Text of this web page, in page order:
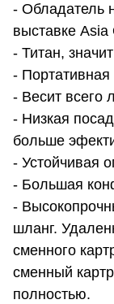
- Обладатель
выставке Asia
- Титан,
- Портативная
- Весит всего
- Низкая
больше
- Устойчивая
- Большая
-
шланг.
сменного
сменный
полностью.